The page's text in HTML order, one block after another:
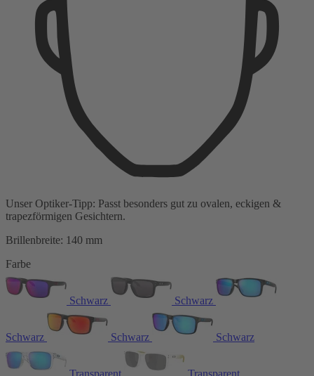
Unser Optiker-Tipp: Passt besonders gut zu ovalen, eckigen &
trapezförmigen Gesichtern.
Brillenbreite: 140 mm
Farbe
Schwarz Schwarz
Schwarz Schwarz Schwarz